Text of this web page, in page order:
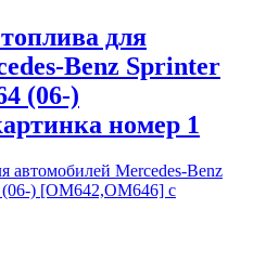
для
Benz Sprinter
(06-)
номер 1
автомобилей Mercedes-Benz
) [OM642,OM646] с